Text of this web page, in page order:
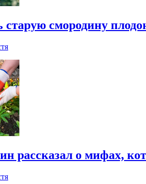
старую смородину
рассказал о мифах,